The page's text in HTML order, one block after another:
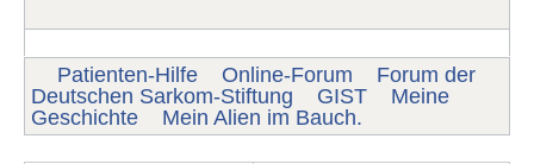
Patienten-Hilfe Online-Forum
Forum der
Deutschen Sarkom-Stiftung
GIST
Meine
Geschichte
Mein Alien im Bauch.